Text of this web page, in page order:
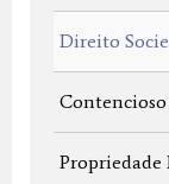
Direito
Contencioso